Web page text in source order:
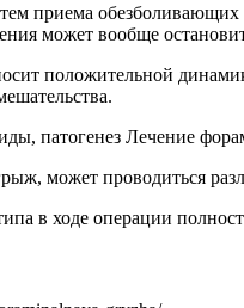
приема обезболивающих
может вообще
положительной
Лечение
может проводиться
в ходе операции